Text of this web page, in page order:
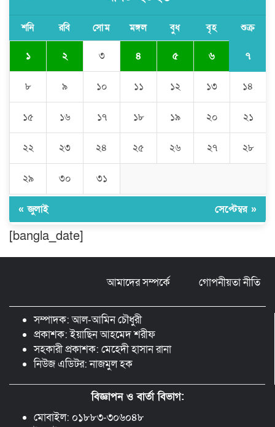
মুন্সীগঞ্জের টংগীবাড়ীতে ৭ ফুট ৬ ইঞ্চি উচ্চতার
ঘণ্টার পর ঘণ্টা বিদ্যুৎহীন মৌলভীবাজার:
অতিরিক্ত বিলে দিশেহারা গ্রাহক, তীব্র ক্ষোভ
বিশ্বনাথে ‘প্রবাসী ওয়েলফেয়ার
গ্রেফতার ১ সিল-স্টাম্প প্যাড জব্দ।
ফেন্সিডিল ও ৩২ হাজার টাকা উদ্ধার, আটক ১
মাদকবিরোধী ক্যাম্পেইন
শনি রবি সোম মঙ্গল বুধ বৃহ শুক্র
১ ২ ৩ ৪ ৫ ৬ ৭
৮ ৯ ১০ ১১ ১২ ১৩ ১৪
১৫ ১৬ ১৭ ১৮ ১৯ ২০ ২১
২২ ২৩ ২৪ ২৫ ২৬ ২৭ ২৮
২৯ ৩০ ৩১
« জুলাই সেপ্টেম্বর »
[bangla_date]
আমাদের সম্পর্কে গোপনীয়তা নীতি
সম্পাদক: আল-আমিন চৌধুরী
প্রকাশক: ইয়াছিন আহমেদ শরীফ
সহকারী প্রকাশক: মেহেদী হাসান রানা
নিউজ এডিটর: নাজমুল হক
বিজ্ঞাপন ও বার্তা বিভাগ:
মোবাইল: ০১৮৮৩-৩০৬০৪৮